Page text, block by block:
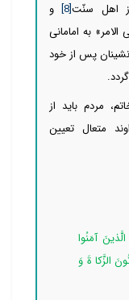
اهل ‌‌‌‌‌‌‌‌‌‌‌‌‌‌‌‌‌‌سنّت[8]
و
الامر» به امامانی
پس از خود
مردم باید از
متعال تعیین
آمَنُوا
الزَّکا ۃَ وَ